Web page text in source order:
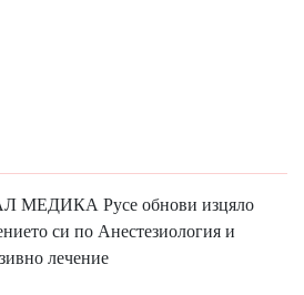
МЕДИКА Русе обнови изцяло
си по Анестезиология и
лечение